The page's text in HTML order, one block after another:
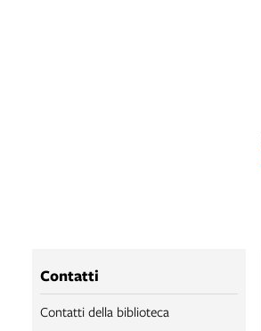
Contatti
Contatti della biblioteca